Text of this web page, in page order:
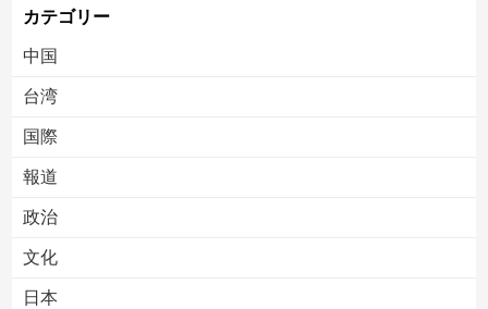
カテゴリー
中国
台湾
国際
報道
政治
文化
日本